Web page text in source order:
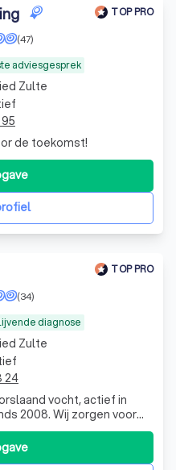
TOP PRO
adviesgesprek
(47)
de toekomst!
Zulte
TOP PRO
diagnose
(34)
vocht, actief in
2008. Wij zorgen voor
blijvend resultaat en een
Zulte
24